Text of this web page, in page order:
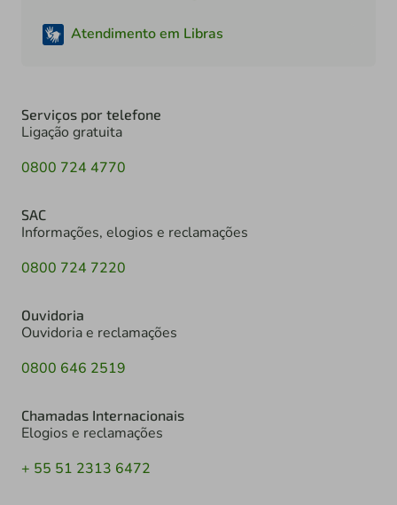
Atendimento em Libras
Serviços por telefone
Ligação gratuita
0800 724 4770
SAC
Informações, elogios e reclamações
0800 724 7220
Ouvidoria
Ouvidoria e reclamações
0800 646 2519
Chamadas Internacionais
Elogios e reclamações
+ 55 51 2313 6472